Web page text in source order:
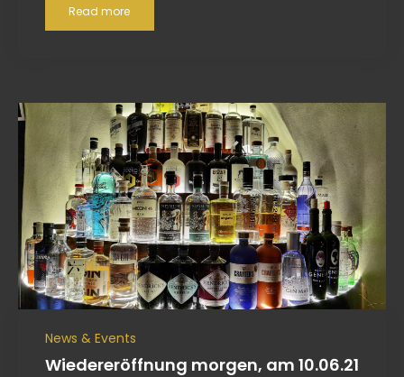
Read more
News & Events
Wiedereröffnung morgen, am 10.06.21